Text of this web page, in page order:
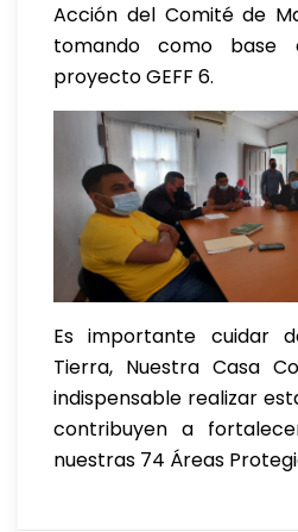
Acción del Comité de
tomando como base
proyecto GEFF 6.
Es importante cuidar
Tierra, Nuestra Casa
indispensable realizar
contribuyen a
nuestras 74 Áreas